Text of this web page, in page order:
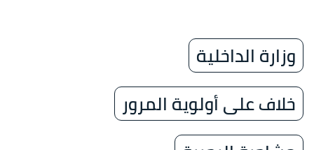
وزارة الداخلية
خلاف على أولوية المرور